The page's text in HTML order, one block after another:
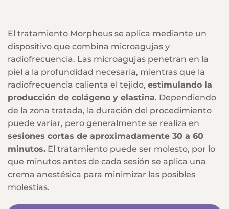
El tratamiento Morpheus se aplica mediante un
dispositivo que combina microagujas y
radiofrecuencia. Las microagujas penetran en la
piel a la profundidad necesaria, mientras que la
radiofrecuencia calienta el tejido, estimulando la
producción de colágeno y elastina. Dependiendo
de la zona tratada, la duración del procedimiento
puede variar, pero generalmente se realiza en
sesiones cortas de aproximadamente 30 a 60
minutos. El tratamiento puede ser molesto, por lo
que minutos antes de cada sesión se aplica una
crema anestésica para minimizar las posibles
molestias.